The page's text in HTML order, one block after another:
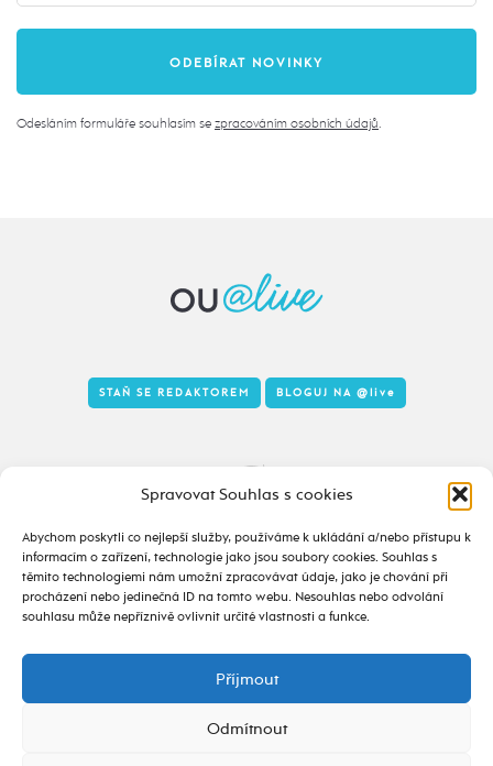
Spravovat Souhlas s cookies
Abychom poskytli co nejlepší služby, používáme k ukládání a/nebo přístupu k
informacím o zařízení, technologie jako jsou soubory cookies. Souhlas s
těmito technologiemi nám umožní zpracovávat údaje, jako je chování při
procházení nebo jedinečná ID na tomto webu. Nesouhlas nebo odvolání
souhlasu může nepříznivě ovlivnit určité vlastnosti a funkce.
Příjmout
Odmítnout
Odesláním formuláře souhlasím se zpracováním osobních údajů.
Tady to taky žije
alive.osu.cz- ISSN 2695-0022
design od
STAŇ SE REDAKTOREM BLOGUJ NA @live